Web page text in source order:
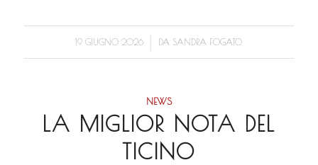
19 GIUGNO 2026
/ DA SANDRA FOGATO
NEWS
LA MIGLIOR NOTA DEL
TICINO